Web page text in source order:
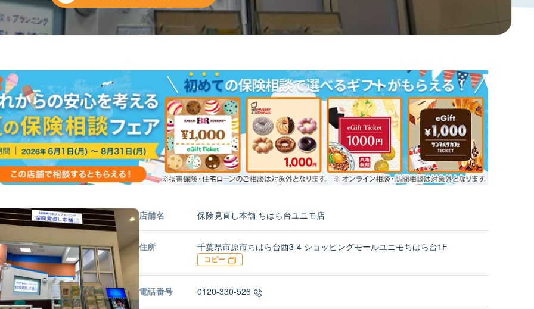
店舗名 保険見直し本舗 ちはら台ユニモ店
住所 千葉県市原市ちはら台西3-4 ショッピングモールユニモちはら台1F
コピー
電話番号 0120-330-526